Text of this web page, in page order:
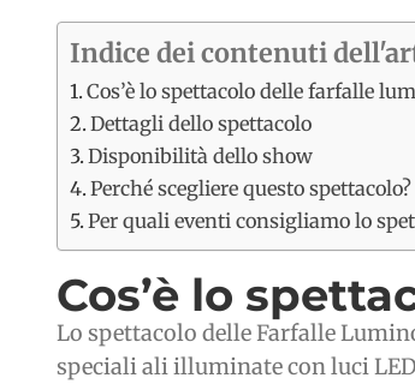
Indice dei contenuti
Cos’è lo spettacolo delle farfalle
Dettagli dello spettacolo
Disponibilità dello show
Perché scegliere questo spettacolo?
Per quali eventi consigliamo lo
Cos’è lo
Lo spettacolo delle Farfalle
speciali ali illuminate con luci